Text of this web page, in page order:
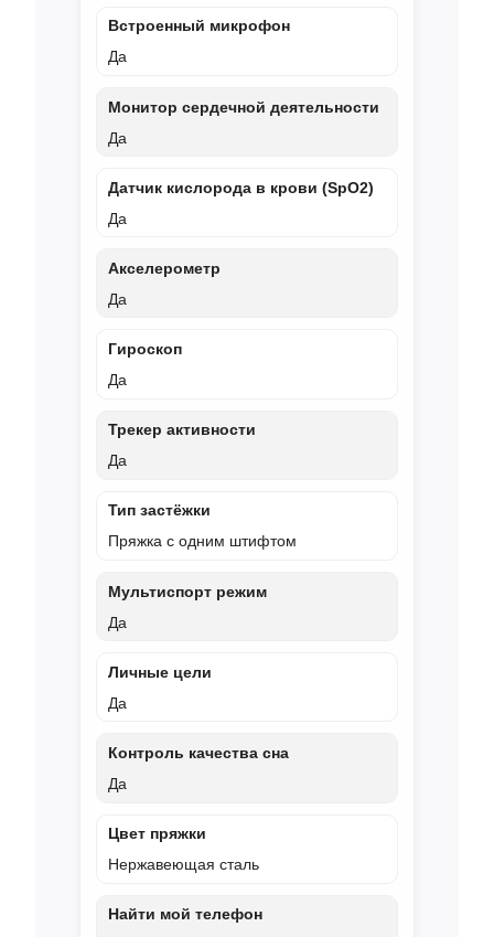
Встроенный микрофон
Да
Монитор сердечной деятельности
Да
Датчик кислорода в крови (SpO2)
Да
Акселерометр
Да
Гироскоп
Да
Трекер активности
Да
Тип застёжки
Пряжка с одним штифтом
Мультиспорт режим
Да
Личные цели
Да
Контроль качества сна
Да
Цвет пряжки
Нержавеющая сталь
Найти мой телефон